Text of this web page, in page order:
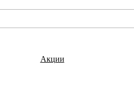
Акции